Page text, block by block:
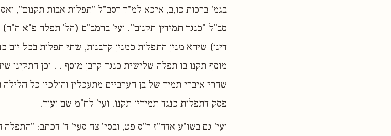
בגמ' ברכות כו,ב, איכא למ"ד דסב"ל "תפלות אבות תקנום",
סב"ל "כנגד תמידין תקנום". ועי' ברמב"ם (הל' תפלה פ"א ה"ה)
דינו) שיהא מנין התפלות כמנין קרבנות, שתי תפלות בכל יום
מוסף תקנו בו תפלה שלישית כנגד קרבן מוסף . . וכן
שהרי איברי תמיד של בן הערביים מתעכלין והולכין כל
פסק דתפלות כנגד תמידין תקנו. ועי' לח"מ שם ועוד.
ועי' גם בשו"ע אדה"ז ר"ס פט, ובסי' צח סעי' ד' דכתב: